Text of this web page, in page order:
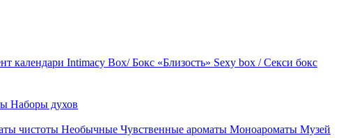
календари Intimacy Box/ Бокс «Близость» Sexy box / Секси бокс
Наборы духов
чистоты Необычные Чувственные ароматы Моноароматы Музей